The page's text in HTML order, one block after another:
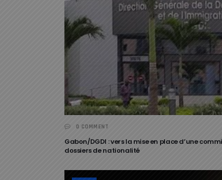
0 COMMENT
Gabon/DGDI : vers la mise en place d’une
dossiers de nationalité